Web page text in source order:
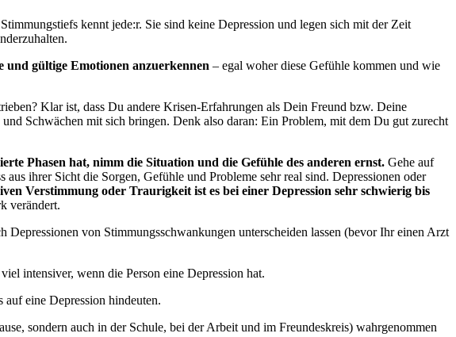
kennt jede:r. Sie sind keine Depression und legen sich mit der Zeit
und gültige Emotionen anzuerkennen – egal woher diese Gefühle kommen und wie
Klar ist, dass Du andere Krisen-Erfahrungen als Dein Freund bzw. Deine
Schwächen mit sich bringen. Denk also daran: Ein Problem, mit dem Du gut zurecht
Phasen hat, nimm die Situation und die Gefühle des anderen ernst. Gehe auf
ihrer Sicht die Sorgen, Gefühle und Probleme sehr real sind. Depressionen oder
Verstimmung oder Traurigkeit ist es bei einer Depression sehr schwierig bis
verändert.
von Stimmungsschwankungen unterscheiden lassen (bevor Ihr einen Arzt
intensiver, wenn die Person eine Depression hat.
eine Depression hindeuten.
sondern auch in der Schule, bei der Arbeit und im Freundeskreis) wahrgenommen